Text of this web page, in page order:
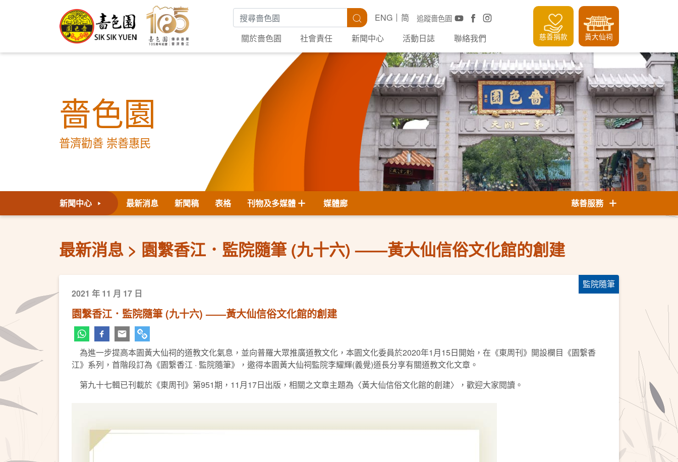
搜尋關鍵字 搜尋 追蹤嗇色園
ENG
简
關於嗇色園
社會責任 新聞中心 活動日誌 聯絡我們 慈善捐款 黃大仙祠
嗇色園
普濟勸善 崇善惠民
新聞中心 最新消息 新聞稿 表格 刊物及多媒體 媒體廊 慈善服務
最新消息 園繫香江．監院隨筆 (九十六) ——黃大仙信俗文化館的創建
監院隨筆
2021 年 11 月 17 日
園繫香江．監院隨筆 (九十六) ——黃大仙信俗文化館的創建
為進一步提高本園黃大仙祠的道教文化氣息，並向普羅大眾推廣道教文化，本園文化委員於2020年1月15日開始，在《東周刊》開設欄目《園繋香
江》系列，首階段訂為《園繋香江 · 監院隨筆》，邀得本園黃大仙祠監院李耀輝(義覺)道長分享有關道教文化文章。
第九十七輯已刊載於《東周刊》第951期，11月17日出版，相關之文章主題為〈黃大仙信俗文化館的創建〉，歡迎大家閱讀。